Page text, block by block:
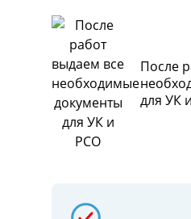
После
для УК